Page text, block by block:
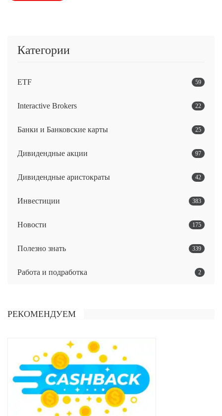
Категории
ETF 59
Interactive Brokers 22
Банки и Банковские карты 25
Дивидендные акции 97
Дивидендные аристократы 42
Инвестиции 383
Новости 175
Полезно знать 339
Работа и подработка 2
РЕКОМЕНДУЕМ